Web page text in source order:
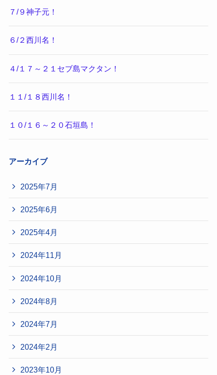
７/９神子元！
６/２西川名！
４/１７～２１セブ島マクタン！
１１/１８西川名！
１０/１６～２０石垣島！
アーカイブ
2025年7月
2025年6月
2025年4月
2024年11月
2024年10月
2024年8月
2024年7月
2024年2月
2023年10月